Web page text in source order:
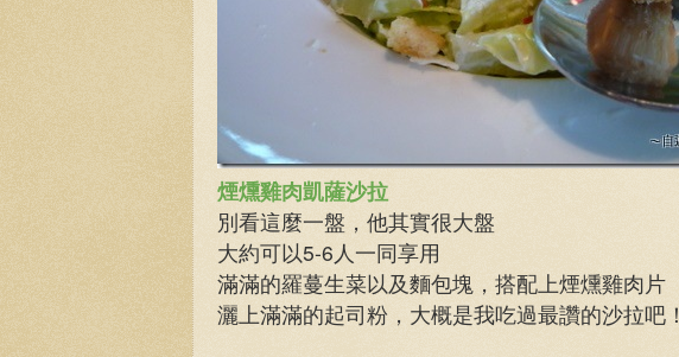
煙燻雞肉凱薩沙拉
別看這麼一盤，他其實很大盤
大約可以5-6人一同享用
滿滿的羅蔓生菜以及麵包塊，搭配上煙燻雞肉片
灑上滿滿的起司粉，大概是我吃過最讚的沙拉吧！